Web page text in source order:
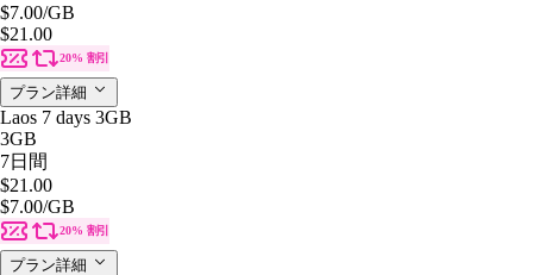
$7.00/GB
$21.00
20% 割引
プラン詳細
Laos 7 days 3GB
3GB
7日間
$21.00
$7.00/GB
20% 割引
プラン詳細